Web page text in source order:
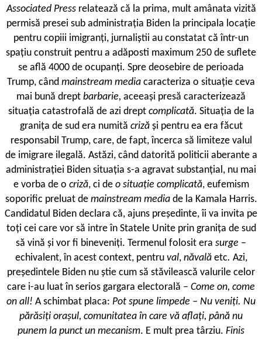
Associated Press relatează că la prima, mult amânata vizită
permisă presei sub administrația Biden la principala locație
pentru copiii imigranți, jurnaliștii au constatat că într-un
spațiu construit pentru a adăposti maximum 250 de suflete
se află 4000 de ocupanți. Spre deosebire de perioada
Trump, când mainstream media caracteriza o situație ceva
mai bună drept barbarie, aceeași presă caracterizează
situația catastrofală de azi drept complicată. Situația de la
granița de sud era numită criză și pentru ea era făcut
responsabil Trump, care, de fapt, încerca să limiteze valul
de imigrare ilegală. Astăzi, când datorită politicii aberante a
administrației Biden situația s-a agravat substanțial, nu mai
e vorba de o criză, ci de o situație complicată, eufemism
soporific preluat de mainstream media de la Kamala Harris.
Candidatul Biden declara că, ajuns președinte, îi va invita pe
toți cei care vor să intre în Statele Unite prin granița de sud
să vină și vor fi bineveniți. Termenul folosit era surge –
echivalent, în acest context, pentru val, năvală etc. Azi,
președintele Biden nu știe cum să stăvilească valurile celor
care i-au luat în serios gargara electorală – Come on, come
on all! A schimbat placa: Pot spune limpede – Nu veniți. Nu
părăsiți orașul, comunitatea în care vă aflați, până nu
punem la punct un mecanism. E mult prea târziu. Finis